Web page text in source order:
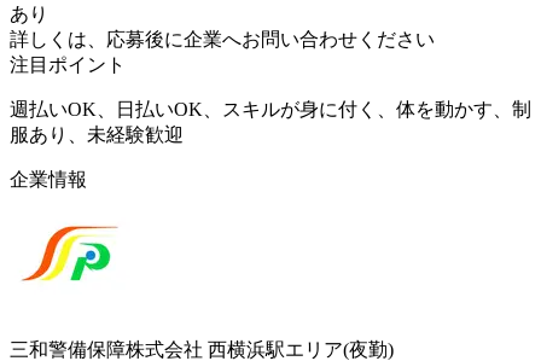
あり
詳しくは、応募後に企業へお問い合わせください
注目ポイント
週払いOK、日払いOK、スキルが身に付く、体を動かす、制
服あり、未経験歓迎
企業情報
三和警備保障株式会社 西横浜駅エリア(夜勤)